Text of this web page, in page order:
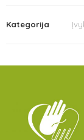
Kategorija